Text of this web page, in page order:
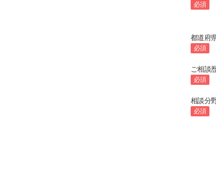
必須
都道府
必須
ご相談
必須
相談分
必須